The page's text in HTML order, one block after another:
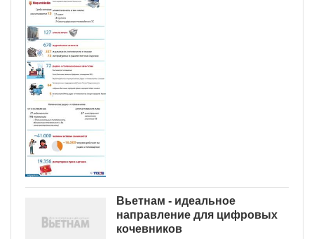
Вьетнам - идеальное
направление для цифровых
кочевников